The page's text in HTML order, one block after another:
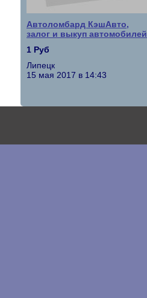
Автоломбард КэшАвто,
залог и выкуп автомобилей
1 Руб
Липецк
15 мая 2017 в 14:43